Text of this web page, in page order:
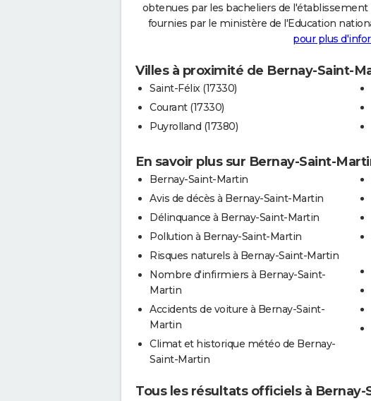
obtenues par les bacheliers de l'établissement
fournies par le ministère de l'Education
pour plus
Villes à proximité de Bernay-Saint-
Saint-Félix (17330)
Courant (17330)
Puyrolland (17380)
En savoir plus sur Bernay-Saint-
Bernay-Saint-Martin
Avis de décès à Bernay-Saint-Martin
Délinquance à Bernay-Saint-Martin
Pollution à Bernay-Saint-Martin
Risques naturels à Bernay-Saint-Martin
Nombre d'infirmiers à Bernay-Saint-
Martin
Accidents de voiture à Bernay-Saint-
Martin
Climat et historique météo de Bernay-
Saint-Martin
Tous les résultats officiels à Bernay-